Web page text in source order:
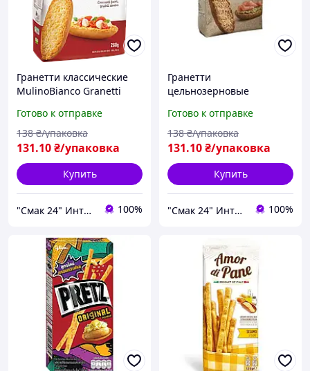
Гранетти классические
MulinoBianco Granetti
Готово к отправке
131.10₴/упаковка
138 ₴/упаковка
Купить
"Смак 24" Интернет-магазин 100%
Гранетти
цельнозерновые
Integrali 280г Италия
Готово к отправке
131.10₴/упаковка
138 ₴/упаковка
Купить
"Смак 24" Интернет-магазин 100%